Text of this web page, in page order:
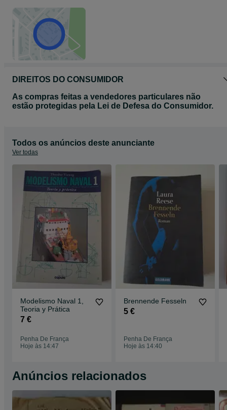
DIREITOS DO CONSUMIDOR
As compras feitas a vendedores particulares não
estão protegidas pela Lei de Defesa do Consumidor.
Todos os anúncios deste anunciante
Ver todas
Modelismo Naval 1,
Teoria y Prática
7 €
Penha De França
Hoje às 14:47
Brennende Fesseln
5 €
Penha De França
Hoje às 14:40
Anúncios relacionados